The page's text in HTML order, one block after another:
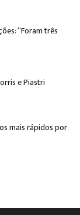
“Foram três
e Piastri
mais rápidos por